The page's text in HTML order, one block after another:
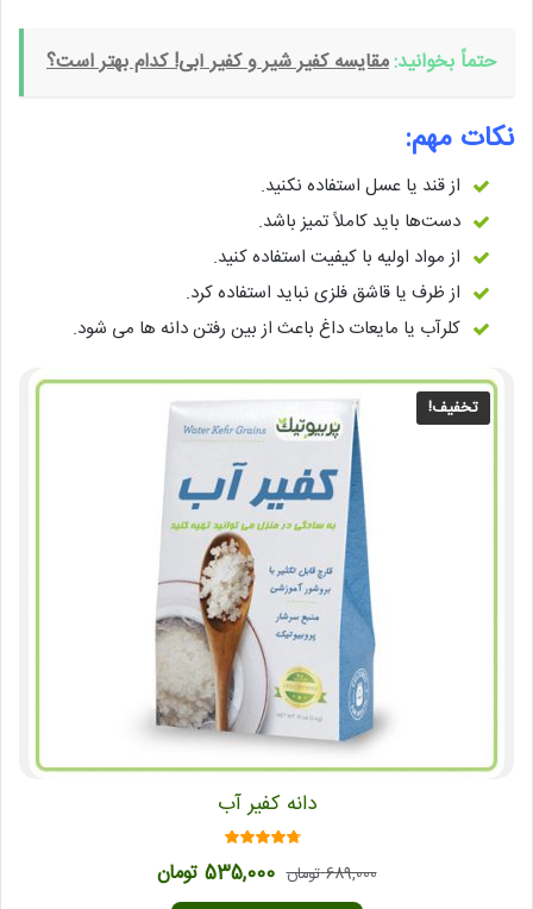
حتماً بخوانید:مقایسه کفیر شیر و کفیر آبی! کدام بهتر است؟
نکات مهم:
از قند یا عسل استفاده نکنید.
دست‌ها باید کاملاً تمیز باشد.
از مواد اولیه با کیفیت استفاده کنید.
از ظرف یا قاشق فلزی نباید استفاده کرد.
کلرآب یا مایعات داغ باعث از بین رفتن دانه ها می شود.
تخفیف!
دانه کفیر آب
4.38
689,000تومان قیمت
535,000 تومانقیمت